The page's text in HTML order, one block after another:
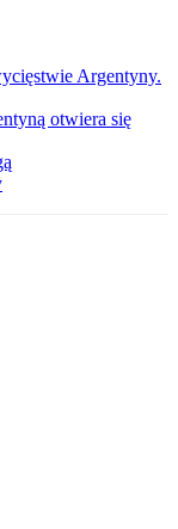
Argentyny.
otwiera się